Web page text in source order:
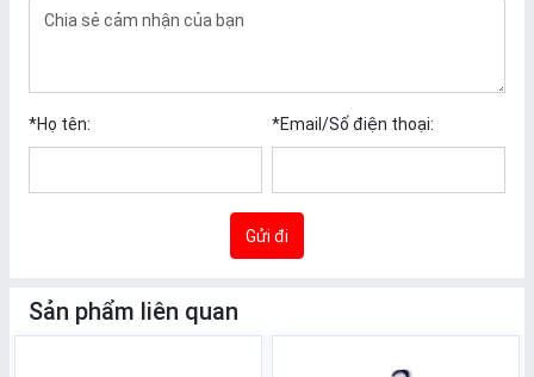
*Họ tên: *Email/Số điện thoại:
Gửi đi
Sản phẩm liên quan